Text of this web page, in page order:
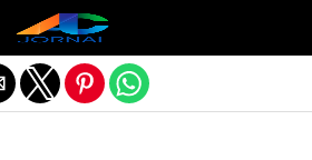
mobile version